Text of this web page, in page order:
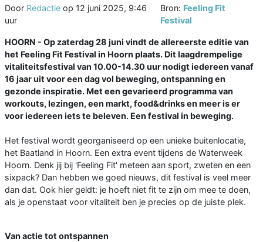
Door Redactie op 12 juni 2025, 9:46
uur
Bron: Feeling Fit
Festival
HOORN - Op zaterdag 28 juni vindt de allereerste editie van
het Feeling Fit Festival in Hoorn plaats. Dit laagdrempelige
vitaliteitsfestival van 10.00-14.30 uur nodigt iedereen vanaf
16 jaar uit voor een dag vol beweging, ontspanning en
gezonde inspiratie. Met een gevarieerd programma van
workouts, lezingen, een markt, food&drinks en meer is er
voor iedereen iets te beleven. Een festival in beweging.
Het festival wordt georganiseerd op een unieke buitenlocatie,
het Baatland in Hoorn. Een extra event tijdens de Waterweek
Hoorn. Denk jij bij 'Feeling Fit' meteen aan sport, zweten en een
sixpack? Dan hebben we goed nieuws, dit festival is veel meer
dan dat. Ook hier geldt: je hoeft niet fit te zijn om mee te doen,
als je openstaat voor vitaliteit ben je precies op de juiste plek.
Van actie tot ontspannen